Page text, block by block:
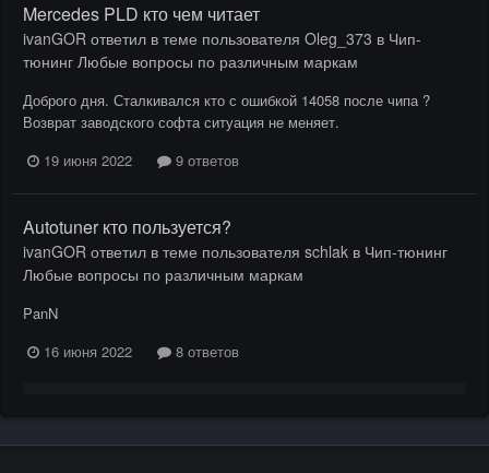
Mercedes PLD кто чем читает
ivanGOR ответил в теме пользователя Oleg_373 в Чип-
тюнинг Любые вопросы по различным маркам
Доброго дня. Сталкивался кто с ошибкой 14058 после чипа ?
Возврат заводского софта ситуация не меняет.
19 июня 2022
9 ответов
Autotuner кто пользуется?
ivanGOR ответил в теме пользователя schlak в Чип-тюнинг
Любые вопросы по различным маркам
PanN
16 июня 2022
8 ответов